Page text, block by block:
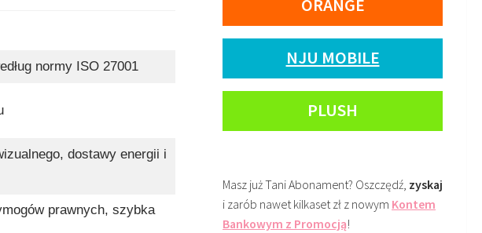
normy ISO 27001
dostawy energii i
prawnych, szybka
ORANGE
NJU MOBILE
PLUSH
Masz już Tani Abonament? Oszczędź, zyskaj
i zarób nawet kilkaset zł z nowym Kontem
Bankowym z Promocją!